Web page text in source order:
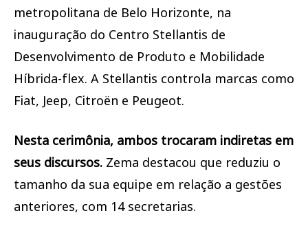
metropolitana de Belo Horizonte, na
inauguração do Centro Stellantis de
Desenvolvimento de Produto e Mobilidade
Híbrida-flex. A Stellantis controla marcas como
Fiat, Jeep, Citroën e Peugeot.
Nesta cerimônia, ambos trocaram indiretas em
seus discursos. Zema destacou que reduziu o
tamanho da sua equipe em relação a gestões
anteriores, com 14 secretarias.